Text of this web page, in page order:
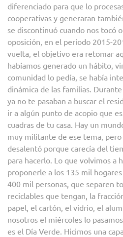
diferenciado para que lo
cooperativas y generaran
se discontinuó cuando nos tocó
oposición, en el período 2015-
vuelta, el objetivo era retomar
habíamos generado un hábito,
comunidad lo pedía, se había
dinámica de las familias.
ya no te pasaban a buscar el
ir a algún punto de acopio que
cuadras de tu casa. Hay un
muy militante de ese tema,
desalentó porque carecía del
para hacerlo. Lo que volvimos a
proponerle a los 135 mil
400 mil personas, que separen
reciclables que tengan, la
papel, el cartón, el vidrio, el
nosotros el miércoles lo
es el Día Verde. Hicimos una